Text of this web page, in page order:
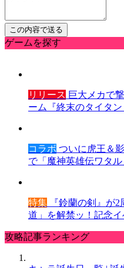
ゲームを探す
リリース 巨大メカで
ーム『終末のタイタ
コラボ ついに虎王＆
で「魔神英雄伝ワタ
特集 『鈴蘭の剣』が
道」を解禁ッ！記念
攻略記事ランキング